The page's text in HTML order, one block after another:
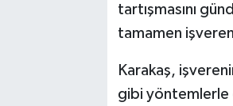
tartışmasını
tamamen
Karakaş,
gibi yöntemlerle